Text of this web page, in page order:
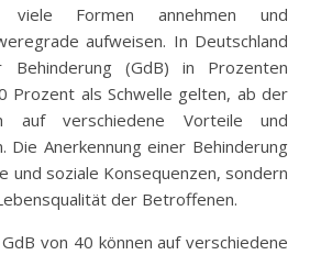
viele Formen annehmen und
aufweisen. In Deutschland
(GdB) in Prozenten
Prozent als Schwelle gelten, ab der
auf verschiedene Vorteile und
Die Anerkennung einer Behinderung
und soziale Konsequenzen, sondern
der Betroffenen.
von 40 können auf verschiedene